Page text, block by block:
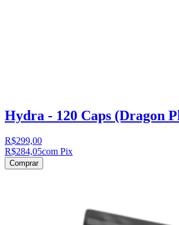
Hydra - 120 Caps (Dragon
R$299,00
R$284,05com Pix
Comprar